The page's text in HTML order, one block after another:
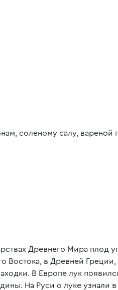
соленому салу, вареной
Древнего Мира плод
Востока, в Древней
В Европе лук
На Руси о луке узнали в